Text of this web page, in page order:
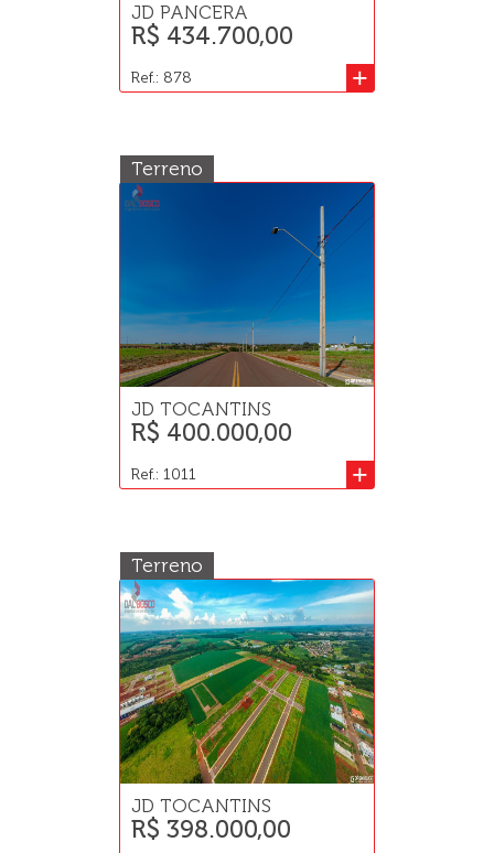
JD PANCERA
R$ 434.700,00
+
Ref.: 878
Terreno
JD TOCANTINS
R$ 400.000,00
+
Ref.: 1011
Terreno
JD TOCANTINS
R$ 398.000,00